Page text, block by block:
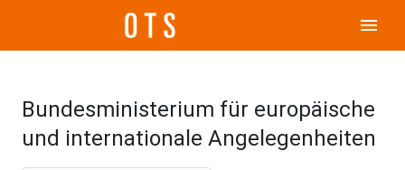
menu
Bundesministerium für europäische
und internationale Angelegenheiten